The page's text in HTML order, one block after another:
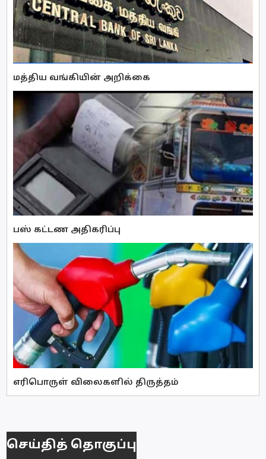
மத்திய வங்கியின் அறிக்கை
பஸ் கட்டண அதிகரிப்பு
எரிபொருள் விலைகளில் திருத்தம்
செய்தித் தொகுப்பு